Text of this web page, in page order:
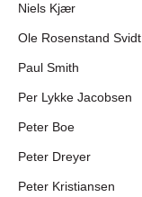
Niels Kjær
Ole Rosenstand Svidt
Paul Smith
Per Lykke Jacobsen
Peter Boe
Peter Dreyer
Peter Kristiansen